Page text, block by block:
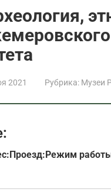
2021 Рубрика: Музеи
Проезд:Режим